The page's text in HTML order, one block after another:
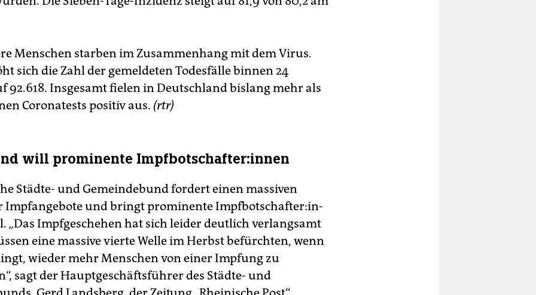
Menschen starben im Zusammenhang mit dem Virus.
sich die Zahl der gemeldeten Todesfälle binnen 24
92.618. Insgesamt fielen in Deutschland bislang mehr als
Coronatests positiv aus. (rtr)
will prominente Impf­bot­schaf­te­r:in­nen
Städte- und Gemeindebund fordert einen massiven
Impfangebote und bringt prominente Impf­bot­schaf­te­r:in­
„Das Impfgeschehen hat sich leider deutlich verlangsamt
eine massive vierte Welle im Herbst befürchten, wenn
wieder mehr Menschen von einer Impfung zu
sagt der Hauptgeschäftsführer des Städte- und